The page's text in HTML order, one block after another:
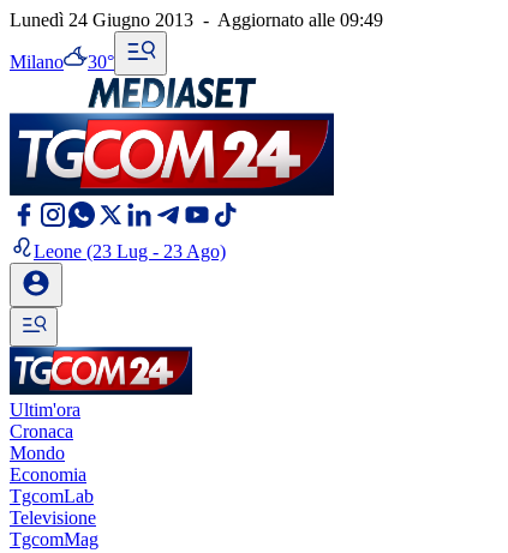
Lunedì 24 Giugno 2013 - Aggiornato alle 09:49
Milano 30°
Leone (23 Lug - 23 Ago)
Ultim'ora
Cronaca
Mondo
Economia
TgcomLab
Televisione
TgcomMag